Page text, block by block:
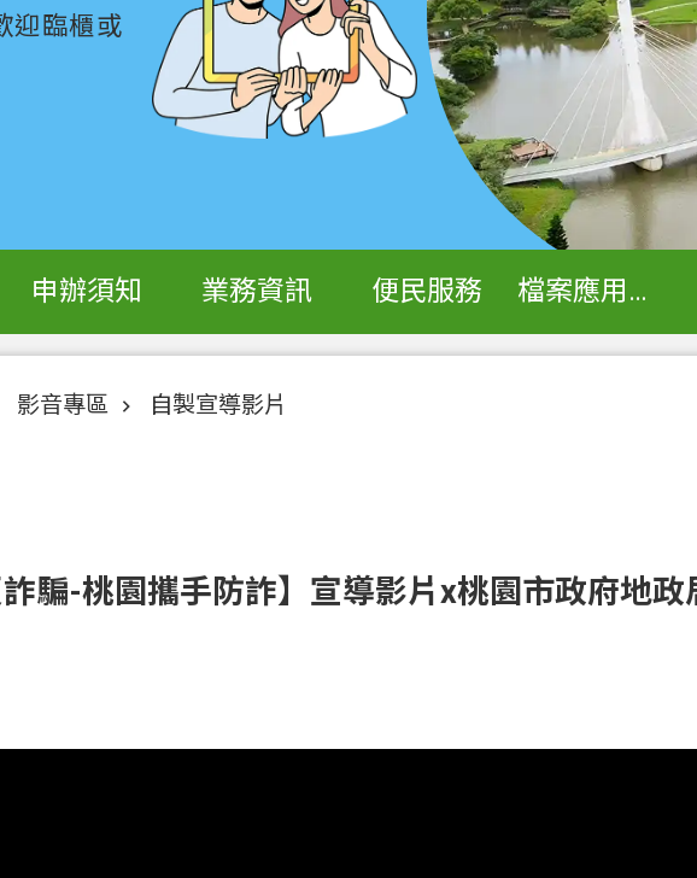
迎臨櫃或
申辦須知 業務資訊 便民服務 檔案應用專區
影音專區 自製宣導影片
騙-桃園攜手防詐】宣導影片x桃園市政府地